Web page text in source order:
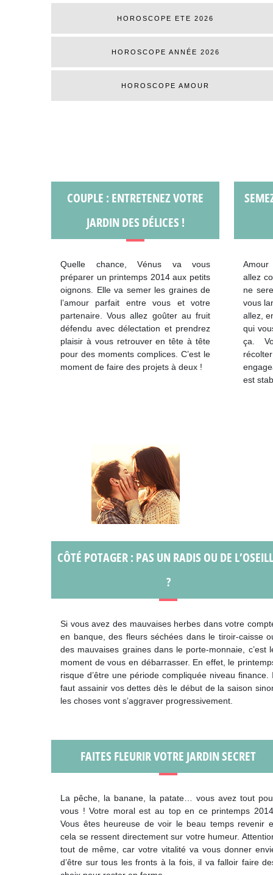
HOROSCOPE ETE 2026
HOROSCOPE ANNÉE 2026
HOROSCOPE AMOUR
COUPLE : ENTRETENEZ VOTRE
JARDIN DES DÉLICES !
Quelle chance, Vénus va vous
préparer un printemps 2014 aux petits
oignons. Elle va semer les graines de
l’amour parfait entre vous et votre
partenaire. Vous allez goûter au fruit
défendu avec délectation et prendrez
plaisir à vous retrouver en tête à tête
pour des moments complices. C’est le
moment de faire des projets à deux !
allez
ne
vous
allez,
qui
ça.
est
CÔTÉ POTAGER : PAS UN RADIS OU DE
?
Si vous avez des mauvaises herbes dans votre
en banque, des fleurs séchées dans le tiroir-caisse
des mauvaises graines dans le porte-monnaie, c’est
moment de vous en débarrasser. En effet, le
risque d’être une période compliquée niveau finance.
faut assainir vos dettes dès le début de la saison
les choses vont s’aggraver progressivement.
FAITES FLEURIR VOTRE JARDIN SECRET
La pêche, la banane, la patate… vous avez tout
vous ! Votre moral est au top en ce printemps
Vous êtes heureuse de voir le beau temps revenir
cela se ressent directement sur votre humeur.
tout de même, car votre vitalité va vous donner
d’être sur tous les fronts à la fois, il va falloir faire